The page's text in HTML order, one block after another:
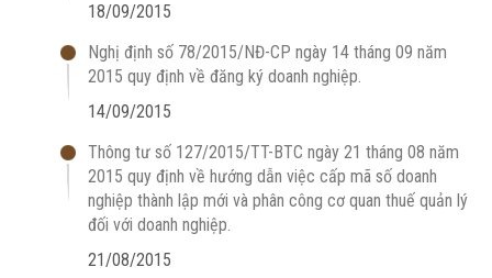
18/09/2015
Nghị định số 78/2015/NĐ-CP ngày 14 tháng 09 năm
2015 quy định về đăng ký doanh nghiệp.
14/09/2015
Thông tư số 127/2015/TT-BTC ngày 21 tháng 08 năm
2015 quy định về hướng dẫn việc cấp mã số doanh
nghiệp thành lập mới và phân công cơ quan thuế quản lý
đối với doanh nghiệp.
21/08/2015